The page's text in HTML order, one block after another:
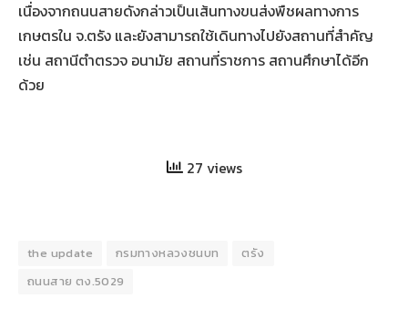
เนื่องจากถนนสายดังกล่าวเป็นเส้นทางขนส่งพืชผลทางการ
เกษตรใน จ.ตรัง และยังสามารถใช้เดินทางไปยังสถานที่สำคัญ
เช่น สถานีตำตรวจ อนามัย สถานที่ราชการ สถานศึกษาได้อีก
ด้วย
27 views
the update กรมทางหลวงชนบท
ตรัง
ถนนสาย ตง.5029